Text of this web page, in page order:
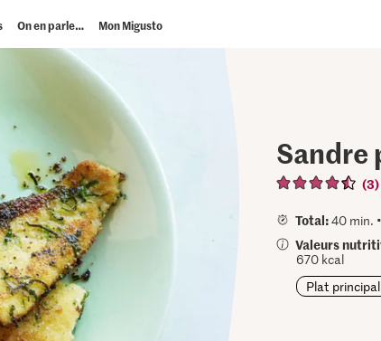
On en parle… Mon Migusto
Sandre
(3)
Total:40 min.
Valeurs
670 kcal
Plat principal